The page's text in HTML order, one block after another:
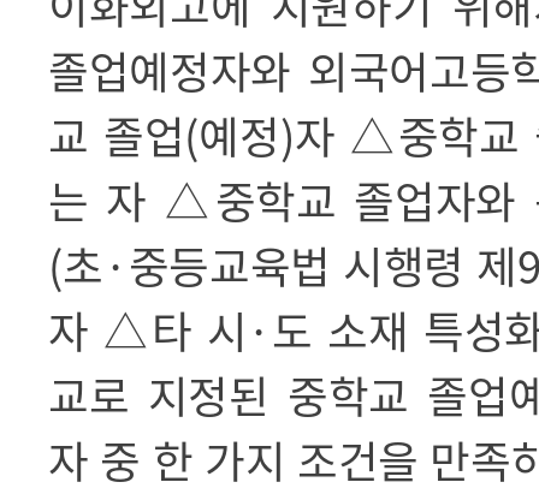
졸업예정자와 외국어고등
교 졸업(예정)자 △중학교
는 자 △중학교 졸업자
(초·중등교육법 시행령 제
자 △타 시 ·도 소재 특성
교로 지정된 중학교 졸업
자 중 한 가지 조건을 만족